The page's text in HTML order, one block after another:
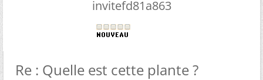
invitefd81a863
Re : Quelle est cette plante ?